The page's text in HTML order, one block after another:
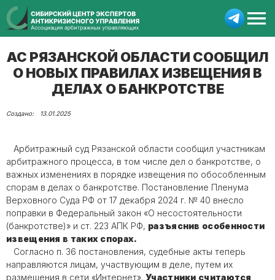
АС РЯЗАНСКОЙ ОБЛАСТИ СООБЩИЛ
О НОВЫХ ПРАВИЛАХ ИЗВЕЩЕНИЯ В
ДЕЛАХ О БАНКРОТСТВЕ
13.01.2025
Арбитражный суд Рязанской области сообщил участникам
арбитражного процесса, в том числе дел о банкротстве, о
важных изменениях в порядке извещения по обособленным
спорам в делах о банкротстве. Постановление Пленума
Верховного Суда РФ от 17 декабря 2024 г. № 40 внесло
поправки в Федеральный закон «О несостоятельности
(банкротстве)» и ст. 223 АПК РФ, разъяснив особенности
извещения в таких спорах.
Согласно п. 36 постановления, судебные акты теперь
направляются лицам, участвующим в деле, путем их
размещения в сети «Интернет». Участники считаются